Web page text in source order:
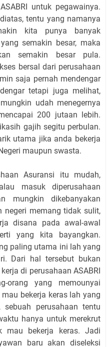
untuk pegawainya.
tentu yang namanya
kita punya banyak
semakin besar, maka
semakin besar pula.
bersal dari perusahaan
saja pernah mendengar
tetapi juga melihat,
udah menegernya
200 jutaan lebih.
gajih segitu perbulan.
utama jika anda bekerja
maupun swasta.
Asuransi itu mudah,
masuk diperusahaan
mungkin dikebanyakan
negeri memang tidak sulit,
disana pada awal-awal
yang kita bayangkan.
paling utama ini lah yang
Dari hal tersebut bukan
di perusahaan ASABRI
orang yang memounyai
bekerja keras lah yang
perusahaan tentu
hanya untuk merekrut
mau bekerja keras. Jadi
baru akan diseleksi